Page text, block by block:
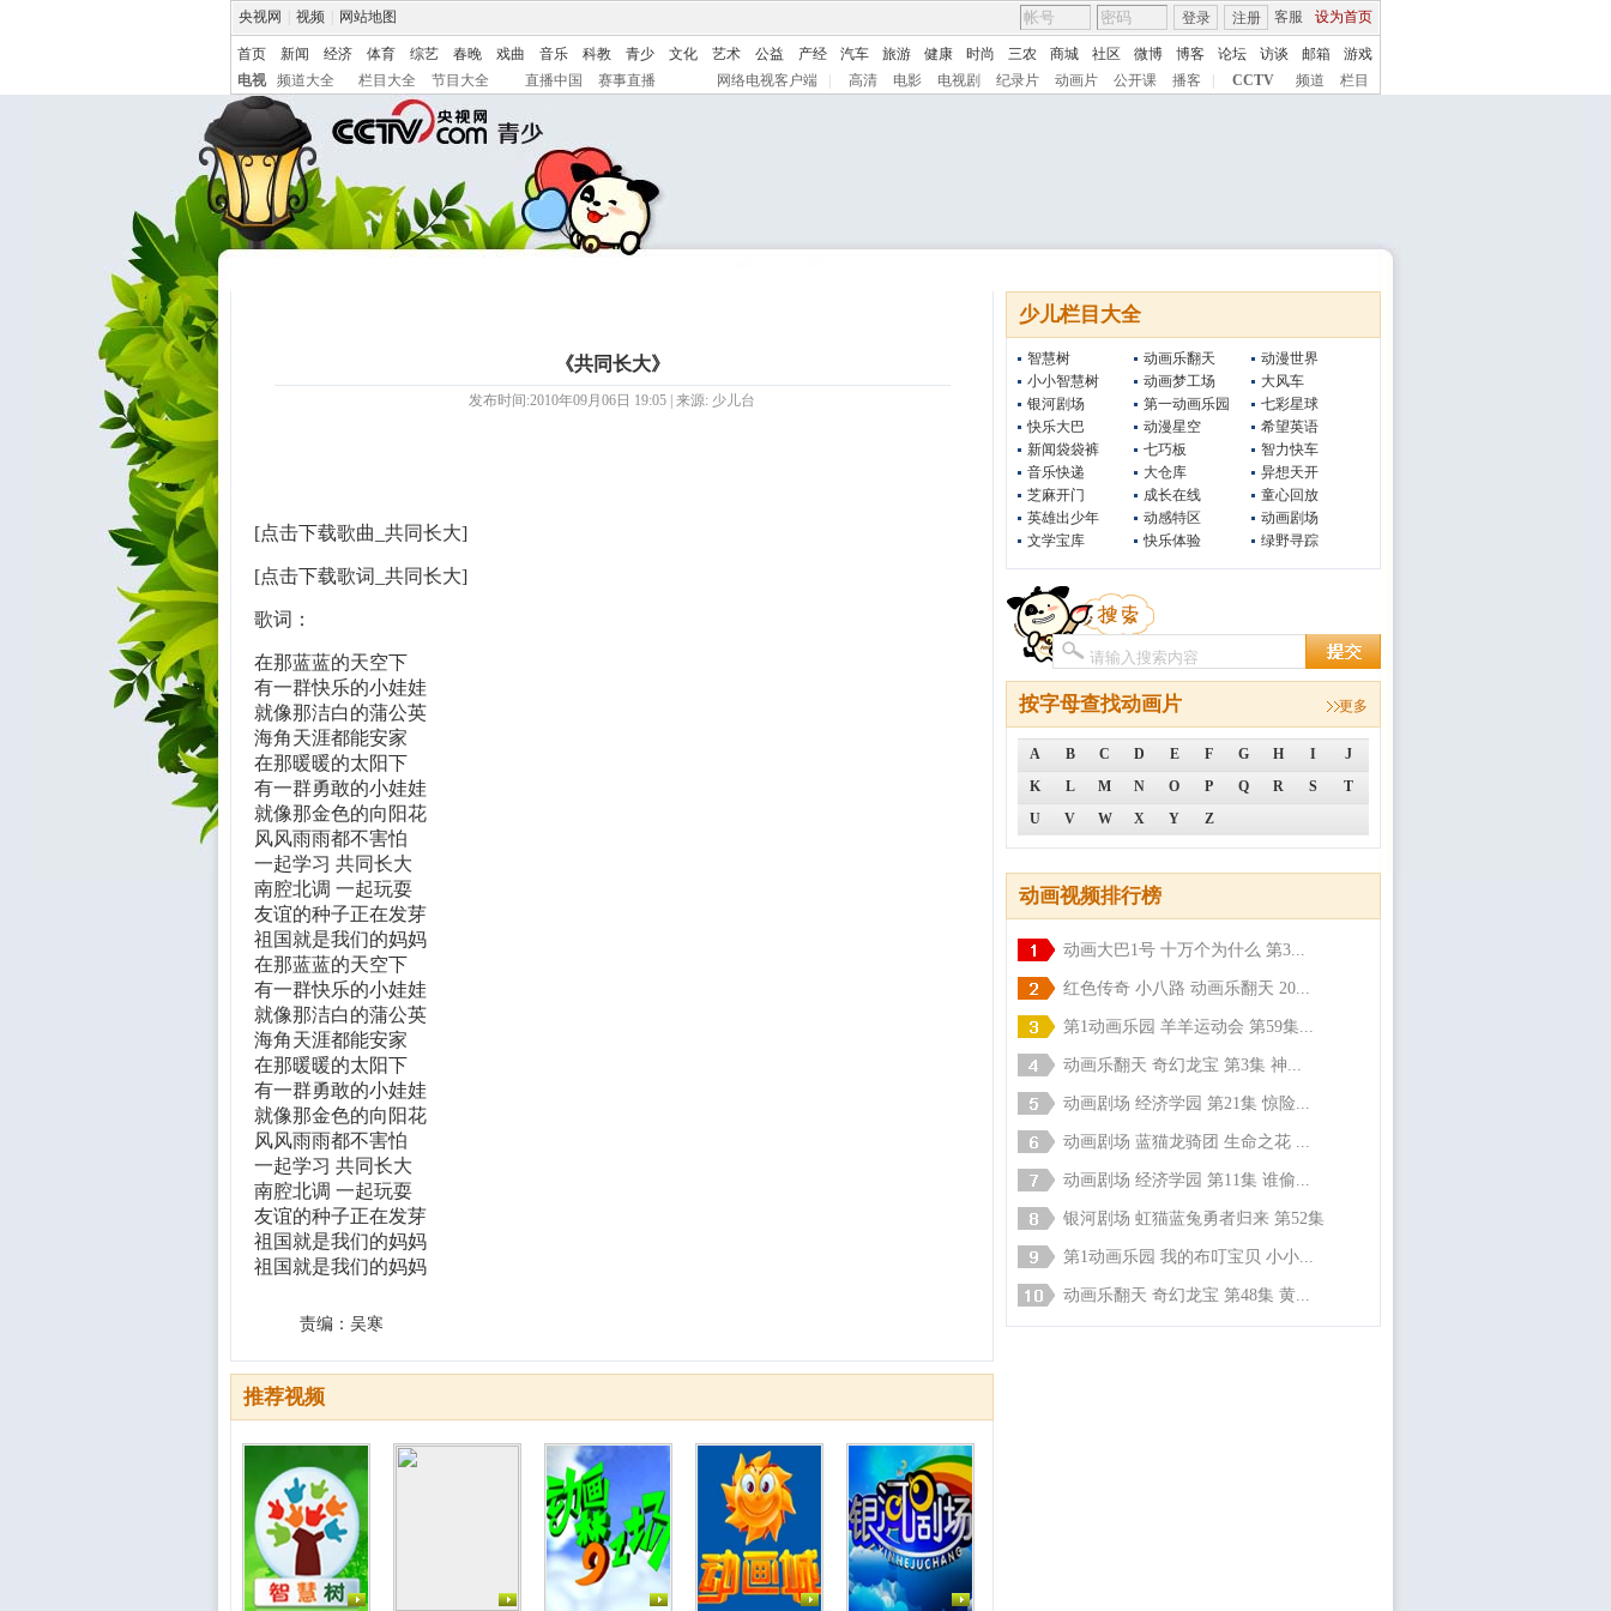
央视网 视频 网站地图 客服 设为首页
登录 注册
首页 新闻 经济 体育 综艺 春晚 戏曲 音乐 科教 青少 文化 艺术 公益 产经 汽车 旅游 健康 时尚 三农 商城 社区 微博 博客 论坛 访谈 邮箱
游戏
电视
频道大全 栏目大全 节目大全 直播中国 赛事直播 网络电视客户端 高清 电影 电视剧 纪录片 动画片 公开课 播客 CCTV 频道 栏目
少儿栏目大全
智慧树
小小智慧树
银河剧场
快乐大巴
新闻袋袋裤
音乐快递
芝麻开门
英雄出少年
文学宝库
动画乐翻天
动画梦工场
第一动画乐园
动漫星空
七巧板
大仓库
成长在线
动感特区
快乐体验
动漫世界
大风车
七彩星球
希望英语
智力快车
异想天开
童心回放
动画剧场
绿野寻踪
按字母查找动画片 更多
A B C D E F G H I
J
K
L M N O P Q R S
T
U
V W X Y Z
动画视频排行榜
动画大巴1号 十万个为什么 第3...
红色传奇 小八路 动画乐翻天 20...
第1动画乐园 羊羊运动会 第59集...
动画乐翻天 奇幻龙宝 第3集 神...
动画剧场 经济学园 第21集 惊险...
动画剧场 蓝猫龙骑团 生命之花 ...
动画剧场 经济学园 第11集 谁偷...
银河剧场 虹猫蓝兔勇者归来 第52集
第1动画乐园 我的布叮宝贝 小小...
动画乐翻天 奇幻龙宝 第48集 黄...
《共同长大》
发布时间:2010年09月06日 19:05 | 来源: 少儿台
[点击下载歌曲_共同长大]
[点击下载歌词_共同长大]
歌词：
在那蓝蓝的天空下
有一群快乐的小娃娃
就像那洁白的蒲公英
海角天涯都能安家
在那暖暖的太阳下
有一群勇敢的小娃娃
就像那金色的向阳花
风风雨雨都不害怕
一起学习 共同长大
南腔北调 一起玩耍
友谊的种子正在发芽
祖国就是我们的妈妈
在那蓝蓝的天空下
有一群快乐的小娃娃
就像那洁白的蒲公英
海角天涯都能安家
在那暖暖的太阳下
有一群勇敢的小娃娃
就像那金色的向阳花
风风雨雨都不害怕
一起学习 共同长大
南腔北调 一起玩耍
友谊的种子正在发芽
祖国就是我们的妈妈
祖国就是我们的妈妈
责编：吴寒
推荐视频